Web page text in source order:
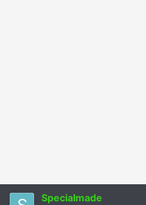
Specialmade